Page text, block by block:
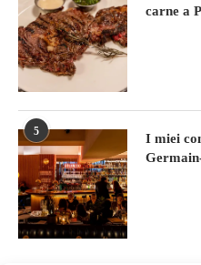
carne a
5
I miei